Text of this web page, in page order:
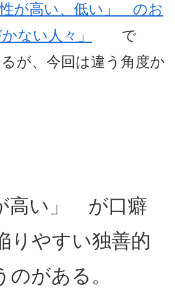
性が高い、低い」 のお
ない人々」
で
が、今回は違う角度か
高い」 が口癖
りやすい独善的
がある。